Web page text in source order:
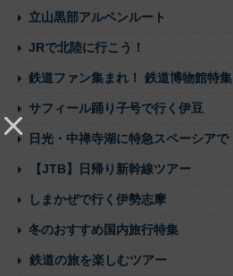
立山黒部アルペンルート
JRで北陸に行こう！
鉄道ファン集まれ！ 鉄道博物館特集
サフィール踊り子号で行く伊豆
日光・中禅寺湖に特急スペーシアで
【JTB】日帰り新幹線ツアー
しまかぜで行く伊勢志摩
冬のおすすめ国内旅行特集
鉄道の旅を楽しむツアー